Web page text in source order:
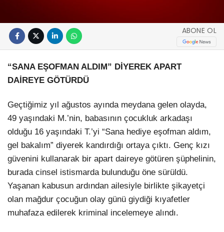
ABONE OL
“SANA EŞOFMAN ALDIM” DİYEREK APART
DAİREYE GÖTÜRDÜ
Geçtiğimiz yıl ağustos ayında meydana gelen olayda,
49 yaşındaki M.’nin, babasının çocukluk arkadaşı
olduğu 16 yaşındaki T.’yi “Sana hediye eşofman aldım,
gel bakalım” diyerek kandırdığı ortaya çıktı. Genç kızı
güvenini kullanarak bir apart daireye götüren şüphelinin,
burada cinsel istismarda bulunduğu öne sürüldü.
Yaşanan kabusun ardından ailesiyle birlikte şikayetçi
olan mağdur çocuğun olay günü giydiği kıyafetler
muhafaza edilerek kriminal incelemeye alındı.